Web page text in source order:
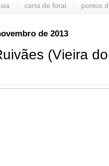
carta de foral pontos
de 2013
(Vieira